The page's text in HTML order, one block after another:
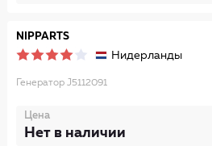
NIPPARTS
Нидерланды
Генератор J5112091
Цена
Нет в наличии